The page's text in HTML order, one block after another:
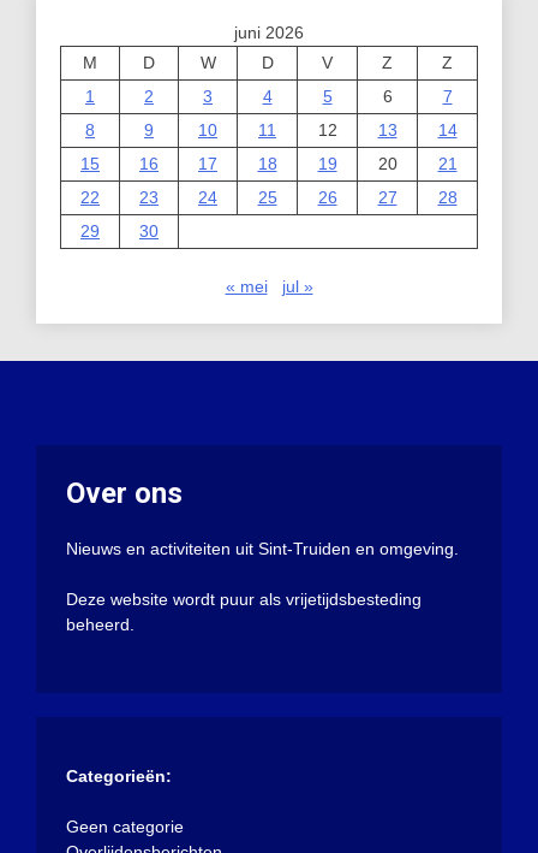
juni 2026
M
D W D V Z
Z
1
2 3 4 5 6
7
8
9 10 11 12 13
14
15
16 17 18 19 20
21
22
23 24 25 26 27
28
29
30
« mei jul »
Over ons
Nieuws en activiteiten uit Sint-Truiden en omgeving.
Deze website wordt puur als vrijetijdsbesteding
beheerd.
Categorieën:
Geen categorie